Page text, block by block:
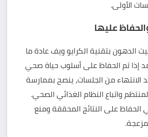
الأولى.
عليها
الدهون بتقنية الكرايو ويف عادة ما
إذا تم الحفاظ على أسلوب حياة صحي
الانتهاء من الجلسات، ينصح بممارسة
واتباع النظام الغذائي الصحي.
على النتائج المحققة ومنع